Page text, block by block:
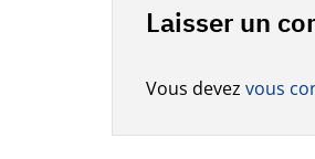
Laisser un
Vous devez vous